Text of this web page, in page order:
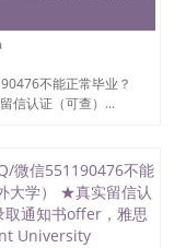
不能正常毕业？
信认证（可查）...